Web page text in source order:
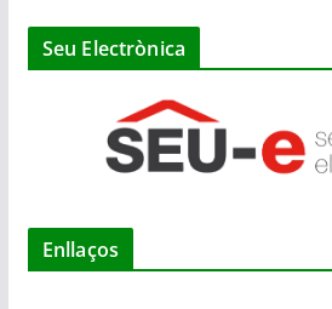
Seu Electrònica
Enllaços